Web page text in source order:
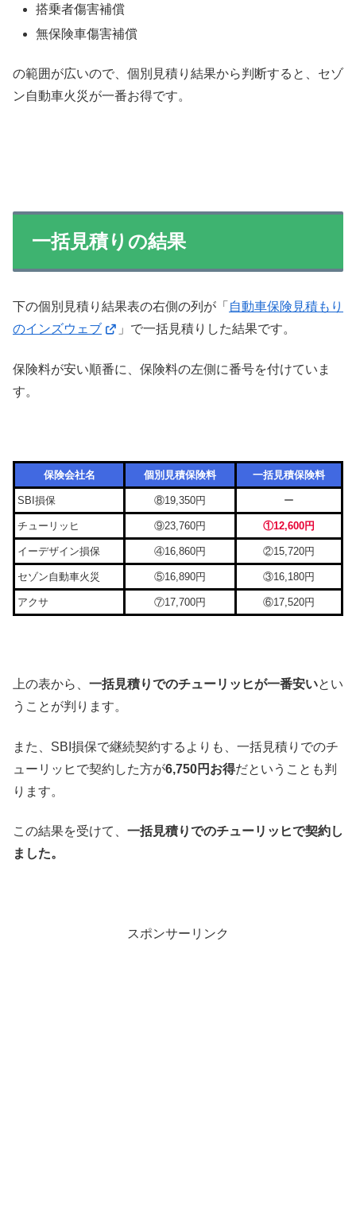
搭乗者傷害補償
無保険車傷害補償
の範囲が広いので、個別見積り結果から判断すると、セゾ
ン自動車火災が一番お得です。
一括見積りの結果
下の個別見積り結果表の右側の列が「 自動車保険見積もり
のインズウェブ
」で一括見積りした結果です。
保険料が安い順番に、保険料の左側に番号を付けていま
す。
保険会社名 個別見積保険料 一括見積保険料
SBI損保 ⑧19,350円 ー
チューリッヒ ⑨23,760円 ①12,600円
イーデザイン損保 ④16,860円 ②15,720円
セゾン自動車火災 ⑤16,890円 ③16,180円
アクサ ⑦17,700円 ⑥17,520円
上の表から、 一括見積りでのチューリッヒが一番安いとい
うことが判ります。
また、SBI損保で継続契約するよりも、一括見積りでのチ
ューリッヒで契約した方が6,750円お得だということも判
ります。
この結果を受けて、 一括見積りでのチューリッヒで契約し
ました。
スポンサーリンク